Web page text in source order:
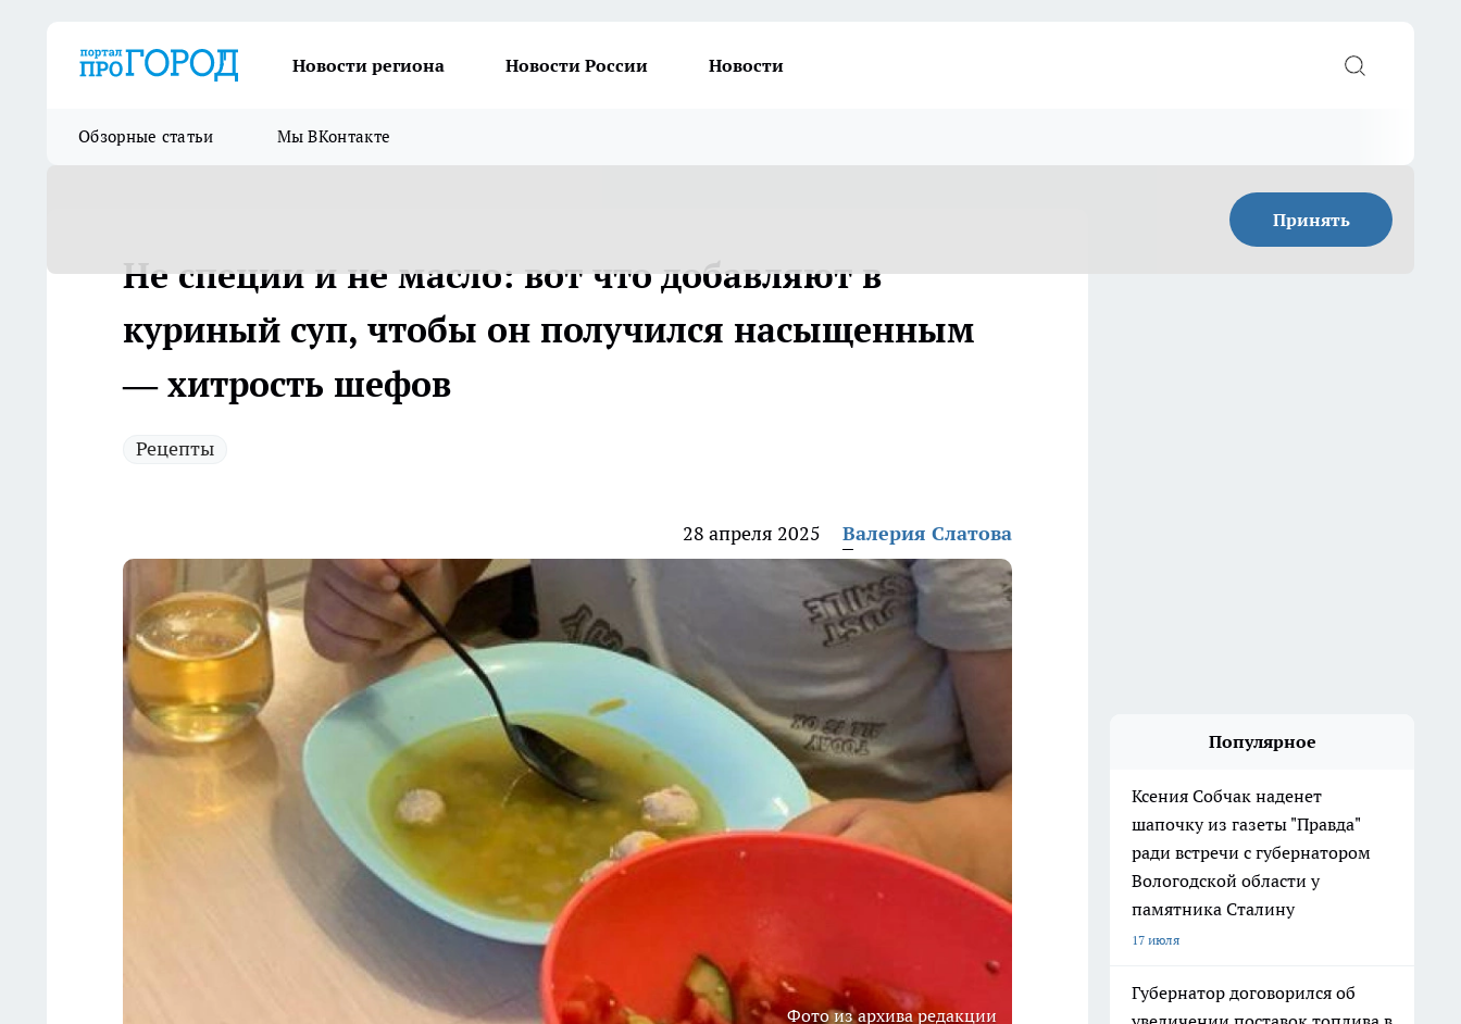
Новости региона Новости России Новости
Обзорные статьи Мы ВКонтакте
Принять
Не специи и не масло: вот что добавляют в
куриный суп, чтобы он получился насыщенным
— хитрость шефов
Рецепты
28 апреля 2025 Валерия Слатова
Фото из архива редакции
Популярное
Ксения Собчак наденет
шапочку из газеты "Правда"
ради встречи с губернатором
Вологодской области у
памятника Сталину
17 июля
Губернатор договорился об